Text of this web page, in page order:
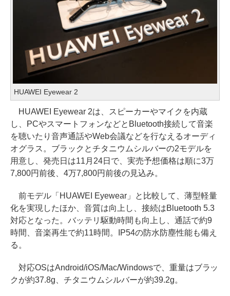
HUAWEI Eyewear 2
HUAWEI Eyewear 2は、スピーカーやマイクを内蔵
し、PCやスマートフォンなどとBluetooth接続して音楽
を聴いたり音声通話やWeb会議などを行なえるオーディ
オグラス。ブラックとチタニウムシルバーの2モデルを
用意し、発売日は11月24日で、実売予想価格は順に3万
7,800円前後、4万7,800円前後の見込み。
前モデル「HUAWEI Eyewear」と比較して、薄型軽量
化を実現したほか、音質は向上し、接続はBluetooth 5.3
対応となった。バッテリ駆動時間も向上し、通話で約9
時間、音楽再生で約11時間。IP54の防水防塵性能も備え
る。
対応OSはAndroid/iOS/Mac/Windowsで、重量はブラッ
クが約37.8g、チタニウムシルバーが約39.2g。